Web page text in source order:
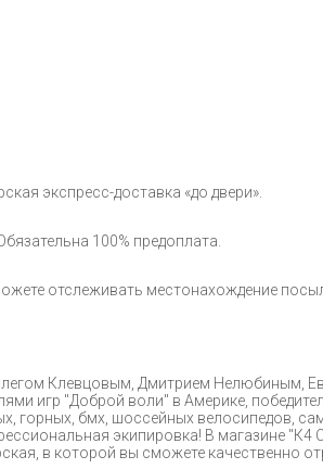
экспресс-доставка «до двери».
100% предоплата.
отслеживать местонахождение
Клевцовым, Дмитрием Нелюбиным,
игр "Доброй воли" в Америке,
горных, бмх, шоссейных велосипедов,
экипировка! В магазине
в которой вы сможете качественно